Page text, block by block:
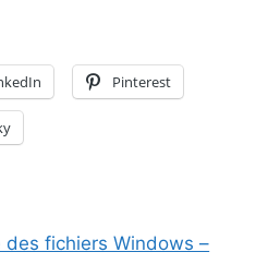
Pinterest
fichiers Windows –